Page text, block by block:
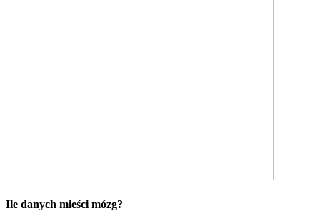
Ile danych mieści mózg?